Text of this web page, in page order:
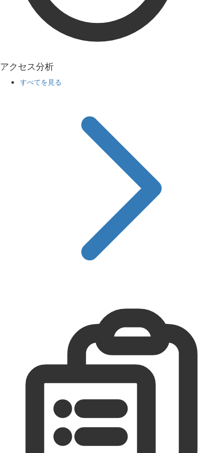
アクセス分析
すべてを見る